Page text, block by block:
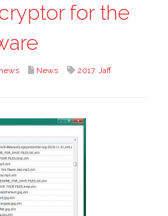
for the
News 2017, Jaff